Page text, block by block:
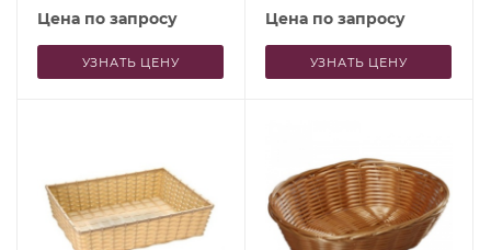
Цена по запросу
УЗНАТЬ ЦЕНУ
Цена по запросу
УЗНАТЬ ЦЕНУ